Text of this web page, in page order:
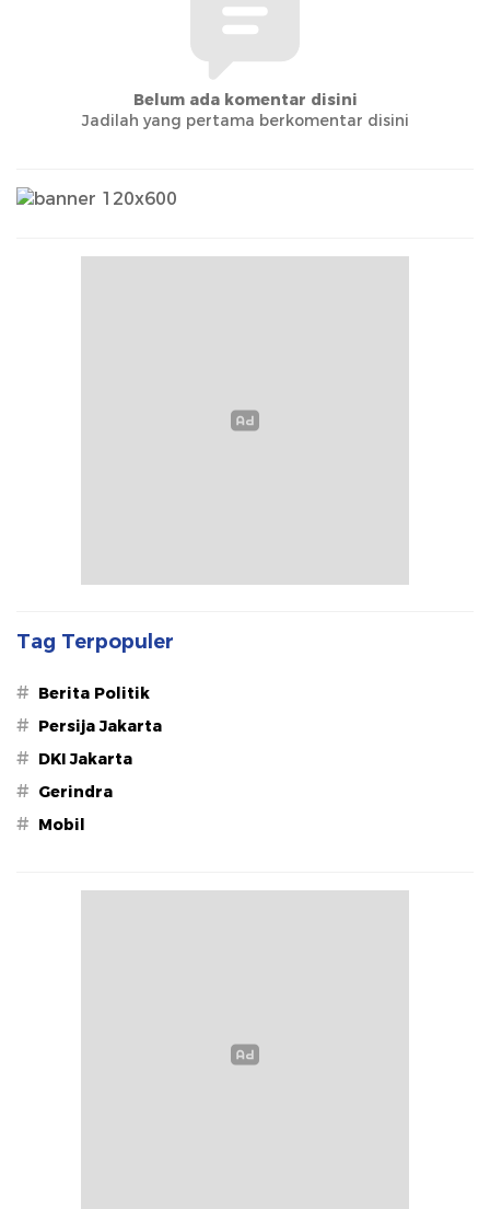
Belum ada komentar disini
Jadilah yang pertama berkomentar disini
Tag Terpopuler
# Berita Politik
# Persija Jakarta
# DKI Jakarta
# Gerindra
# Mobil